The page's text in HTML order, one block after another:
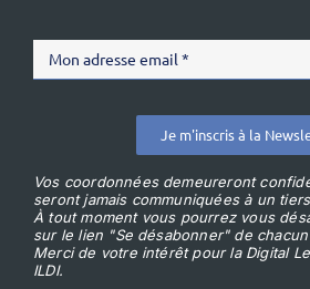
Je m'inscris à la
Vos coordonnées demeureront
seront jamais communiquées à un
À tout moment vous pourrez vous
sur le lien "Se désabonner" de
Merci de votre intérêt pour la Digital
ILDI.